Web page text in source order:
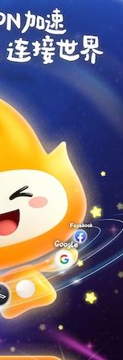
支持[0] 反对[0]
支持[0] 反对
支持[0] 反对[0]
免费跨墙软件
CC加速器